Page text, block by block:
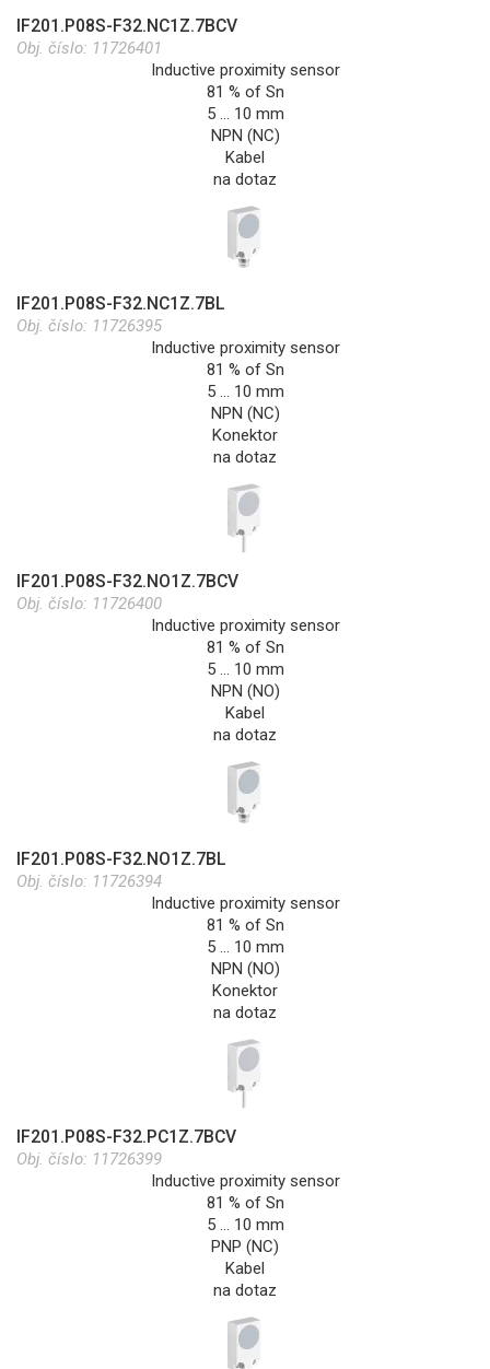
IF201.P08S-F32.NC1Z.7BCV
Obj. číslo: 11726401
Inductive proximity sensor
81 % of Sn
5 … 10 mm
NPN (NC)
Kabel
na dotaz
IF201.P08S-F32.NC1Z.7BL
Obj. číslo: 11726395
Inductive proximity sensor
81 % of Sn
5 … 10 mm
NPN (NC)
Konektor
na dotaz
IF201.P08S-F32.NO1Z.7BCV
Obj. číslo: 11726400
Inductive proximity sensor
81 % of Sn
5 … 10 mm
NPN (NO)
Kabel
na dotaz
IF201.P08S-F32.NO1Z.7BL
Obj. číslo: 11726394
Inductive proximity sensor
81 % of Sn
5 … 10 mm
NPN (NO)
Konektor
na dotaz
IF201.P08S-F32.PC1Z.7BCV
Obj. číslo: 11726399
Inductive proximity sensor
81 % of Sn
5 … 10 mm
PNP (NC)
Kabel
na dotaz